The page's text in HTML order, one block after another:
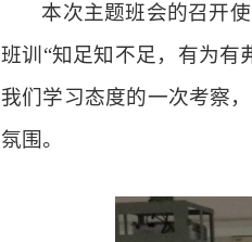
本次主题班会的召开
班训 “知足知不足，有为有
我们学习态度的一次考察
氛围。